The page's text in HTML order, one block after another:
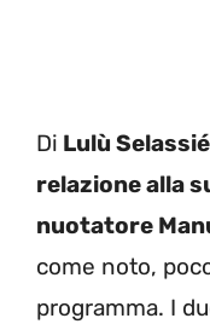
Di Lulù Selassié
relazione alla
nuotatore
come noto,
programma. I